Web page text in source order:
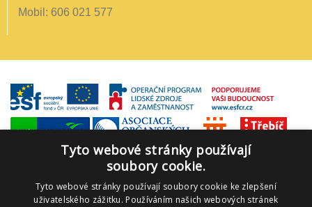
Mobil: 606 021 577
Tyto webové stránky používají
soubory cookie.
Tyto webové stránky používají soubory cookie ke zlepšení
uživatelského zážitku. Používáním našich webových stránek